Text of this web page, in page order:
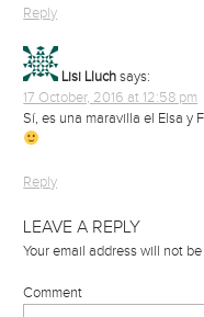
Reply
Lisi Lluch says:
17 October, 2016 at 12:58 pm
Sí, es una maravilla el Elsa y
Reply
LEAVE A REPLY
Your email address will not
Comment